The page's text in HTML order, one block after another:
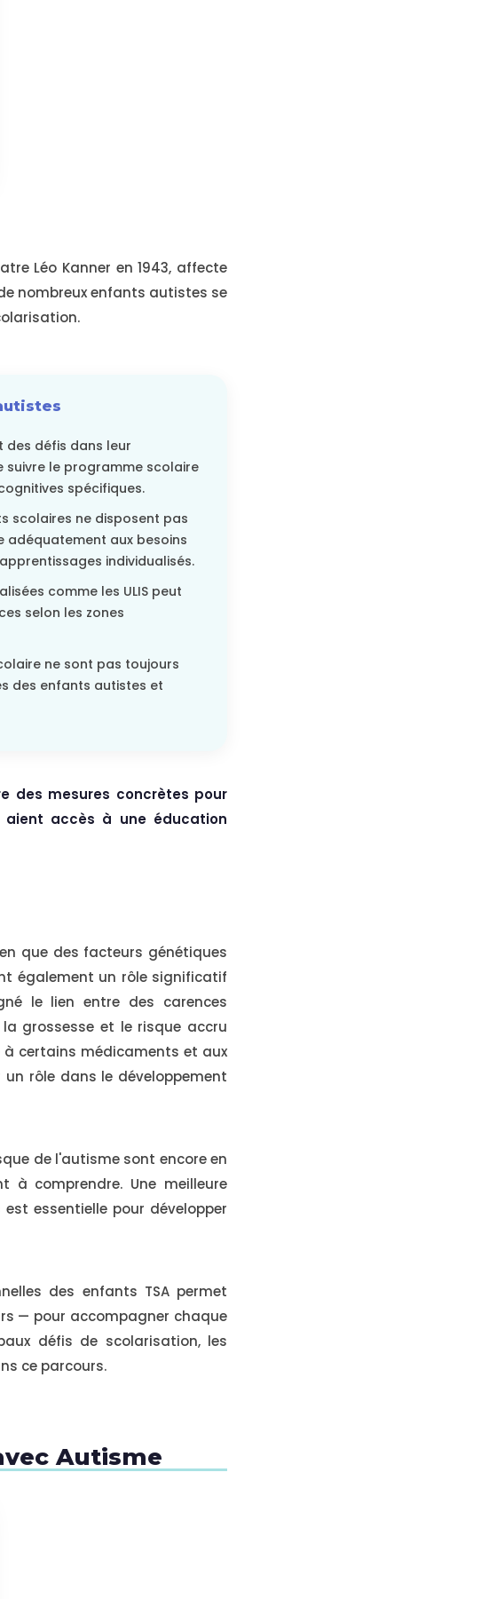
Léo Kanner en 1943, affecte
nombreux enfants autistes se
défis dans leur
suivre le programme scolaire
spécifiques.
scolaires ne disposent pas
adéquatement aux besoins
individualisés.
comme les ULIS peut
selon les zones
ne sont pas toujours
des enfants autistes et
des mesures concrètes pour
accès à une éducation
que des facteurs génétiques
également un rôle significatif
le lien entre des carences
grossesse et le risque accru
certains médicaments et aux
rôle dans le développement
de l'autisme sont encore en
comprendre. Une meilleure
essentielle pour développer
des enfants TSA permet
— pour accompagner chaque
défis de scolarisation, les
ce parcours.
Autisme